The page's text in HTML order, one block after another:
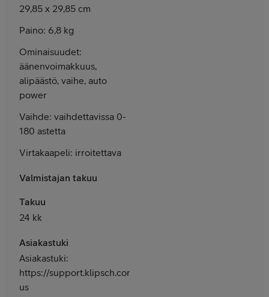
29,85 x 29,85 cm
Paino: 6,8 kg
Ominaisuudet:
äänenvoimakkuus,
alipäästö, vaihe, auto
power
Vaihde: vaihdettavissa 0-
180 astetta
Virtakaapeli: irroitettava
Valmistajan takuu
Takuu
24 kk
Asiakastuki
Asiakastuki:
https://support.klipsch.com/hc/en-
us